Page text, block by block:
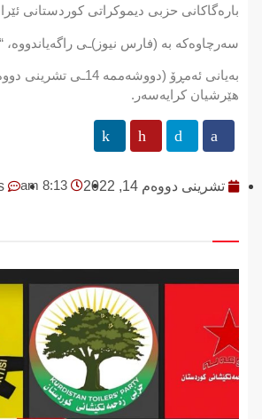
بارەگاکانی حزبی دیموکراتی کوردستانی
سەرچاوەکە بە (فارس نیوز)ـی
بەیانی ئەمڕۆ
هێرشیان کرایەسەر.
تشرینی دووەم 14, 2022 8:13 am